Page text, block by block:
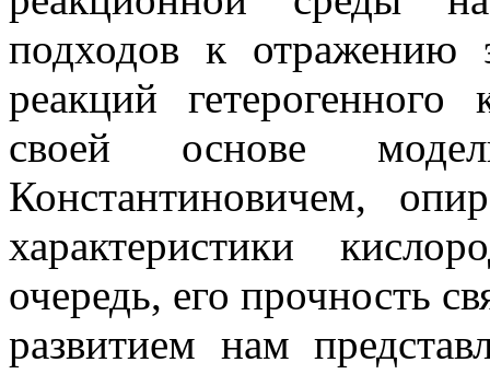
подходов к отражению
реакций гетерогенного
своей основе
Константиновичем,
характеристики
очередь, его прочность
развитием нам